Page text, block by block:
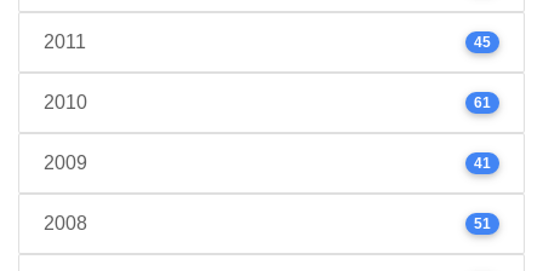
2011 45
2010 61
2009 41
2008 51